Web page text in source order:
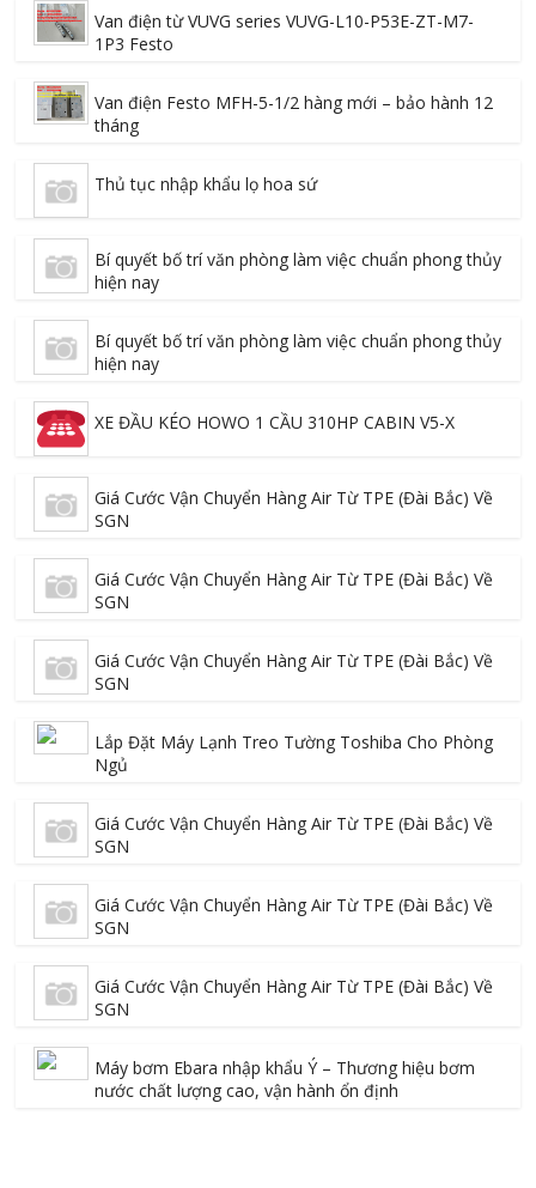
Van điện từ VUVG series VUVG-L10-P53E-ZT-M7-
1P3 Festo
Van điện Festo MFH-5-1/2 hàng mới – bảo hành 12
tháng
Thủ tục nhập khẩu lọ hoa sứ
Bí quyết bố trí văn phòng làm việc chuẩn phong thủy
hiện nay
Bí quyết bố trí văn phòng làm việc chuẩn phong thủy
hiện nay
XE ĐẦU KÉO HOWO 1 CẦU 310HP CABIN V5-X
Giá Cước Vận Chuyển Hàng Air Từ TPE (Đài Bắc) Về
SGN
Giá Cước Vận Chuyển Hàng Air Từ TPE (Đài Bắc) Về
SGN
Giá Cước Vận Chuyển Hàng Air Từ TPE (Đài Bắc) Về
SGN
Lắp Đặt Máy Lạnh Treo Tường Toshiba Cho Phòng
Ngủ
Giá Cước Vận Chuyển Hàng Air Từ TPE (Đài Bắc) Về
SGN
Giá Cước Vận Chuyển Hàng Air Từ TPE (Đài Bắc) Về
SGN
Giá Cước Vận Chuyển Hàng Air Từ TPE (Đài Bắc) Về
SGN
Máy bơm Ebara nhập khẩu Ý – Thương hiệu bơm
nước chất lượng cao, vận hành ổn định